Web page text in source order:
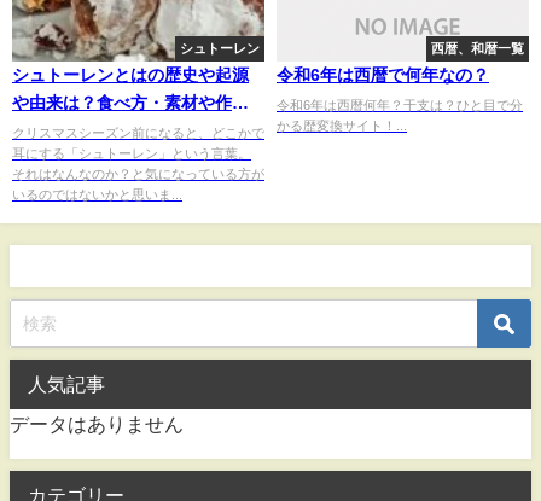
シュトーレン
シュトーレンとはの歴史や起源
や由来は？食べ方・素材や作り
方は？
クリスマスシーズン前になると、どこかで
耳にする「シュトーレン」という言葉。
それはなんなのか？と気になっている方が
いるのではないかと思いま...
西暦、和暦一覧
令和6年は西暦で何年なの？
令和6年は西暦何年？干支は？ひと目で分
かる歴変換サイト！...
人気記事
データはありません
カテゴリー